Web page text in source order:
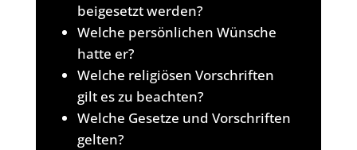
beigesetzt werden?
Welche persönlichen Wünsche
hatte er?
Welche religiösen Vorschriften
gilt es zu beachten?
Welche Gesetze und Vorschriften
gelten?